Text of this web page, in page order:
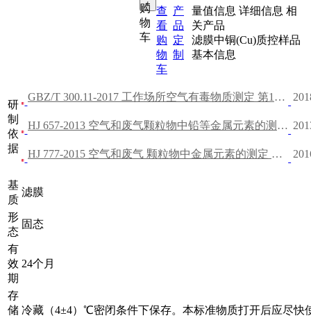
购
物
车
查
看
购
物
车
产
品
定
制
量值信息 详细信息 相
关产品
滤膜中铜(Cu)质控样品
基本信息
研
制
依
据
GBZ/T 300.11-2017 工作场所空气有毒物质测定 第11部分：铜及其化合物
HJ 657-2013 空气和废气颗粒物中铅等金属元素的测定 电感耦合等离子体质谱法
HJ 777-2015 空气和废气 颗粒物中金属元素的测定 电感耦合等离子体发射光谱法
基
质
滤膜
形
态
固态
有
效
期
24个月
存
储 冷藏（4±4）℃密闭条件下保存。本标准物质打开后应尽快